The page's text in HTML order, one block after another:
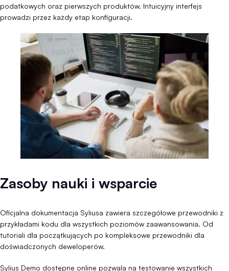
podatkowych oraz pierwszych produktów. Intuicyjny interfejs
prowadzi przez każdy etap konfiguracji.
Zasoby nauki i wsparcie
Oficjalna dokumentacja Syliusa zawiera szczegółowe przewodniki z
przykładami kodu dla wszystkich poziomów zaawansowania. Od
tutoriali dla początkujących po kompleksowe przewodniki dla
doświadczonych deweloperów.
Sylius Demo dostępne online pozwala na testowanie wszystkich